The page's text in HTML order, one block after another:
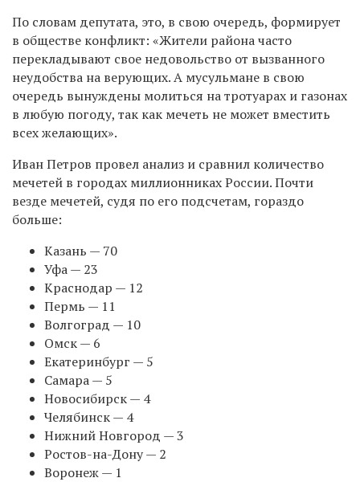
По словам депутата, это, в свою очередь, формирует
в обществе конфликт: «Жители района часто
перекладывают свое недовольство от вызванного
неудобства на верующих. А мусульмане в свою
очередь вынуждены молиться на тротуарах и газонах
в любую погоду, так как мечеть не может вместить
всех желающих».
Иван Петров провел анализ и сравнил количество
мечетей в городах миллионниках России. Почти
везде мечетей, судя по его подсчетам, гораздо
больше:
Казань — 70
Уфа — 23
Краснодар — 12
Пермь — 11
Волгоград — 10
Омск — 6
Екатеринбург — 5
Самара — 5
Новосибирск — 4
Челябинск — 4
Нижний Новгород — 3
Ростов-на-Дону — 2
Воронеж — 1